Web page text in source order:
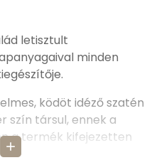
add
letisztult
minden
ködöt idéző szatén
szín társul, ennek a
a termék kifejezetten